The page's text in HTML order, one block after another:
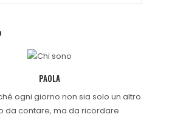
PAOLA
ogni giorno non sia solo un altro
da contare, ma da ricordare.